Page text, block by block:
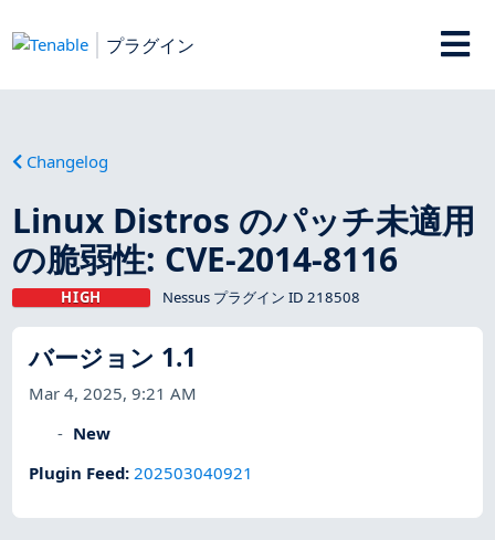
プラグイン
Changelog
Linux Distros のパッチ未適用
の脆弱性: CVE-2014-8116
HIGH Nessus プラグイン ID 218508
バージョン 1.1
Mar 4, 2025, 9:21 AM
New
Plugin Feed:202503040921